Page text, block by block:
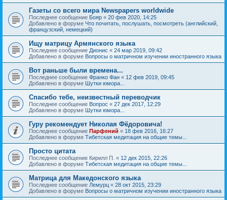
Газеты со всего мира Newspapers worldwide
Последнее сообщение Бояр « 20 фев 2020, 14:25
Добавлено в форуме Что почитать, послушать, посмотреть (английский,
французский, немецкий)
Ищу матрицу Армянского языка
Последнее сообщение Дионис « 24 мар 2019, 09:42
Добавлено в форуме Вопросы о матричном изучении иностранного языка
Вот раньше были времена...
Последнее сообщение Франко Фан « 12 фев 2019, 09:45
Добавлено в форуме Шутки юмора...
Спасибо тебе, неизвестный переводчик
Последнее сообщение Вопрос « 27 дек 2017, 12:29
Добавлено в форуме Шутки юмора...
Гуру рекомендует Николая Фёдоровича!
Последнее сообщение Парфений « 18 фев 2016, 16:27
Добавлено в форуме Тибетская медитация на общие темы...
Просто цитата
Последнее сообщение Кирилл П. « 12 дек 2015, 22:26
Добавлено в форуме Тибетская медитация на общие темы...
Матрица для Македонского языка
Последнее сообщение Лемурц « 28 окт 2015, 23:29
Добавлено в форуме Вопросы о матричном изучении иностранного языка